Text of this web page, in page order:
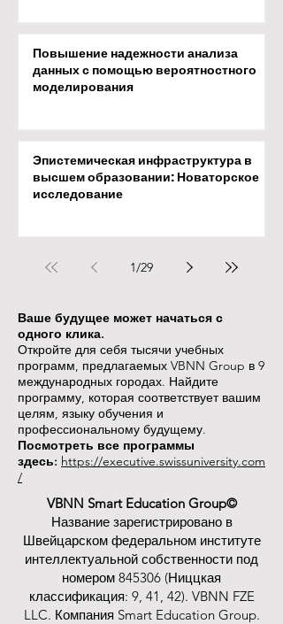
Повышение надежности анализа
данных с помощью вероятностного
моделирования
Эпистемическая инфраструктура в
высшем образовании: Новаторское
исследование
1/29
Ваше будущее может начаться с
одного клика.
Откройте для себя тысячи учебных
программ, предлагаемых VBNN Group в 9
международных городах. Найдите
программу, которая соответствует вашим
целям, языку обучения и
профессиональному будущему.
Посмотреть все программы
здесь: https://executive.swissuniversity.com
/
VBNN Smart Education Group©
Название зарегистрировано в
Швейцарском федеральном институте
интеллектуальной собственности под
номером 845306 (Ниццкая
классификация: 9, 41, 42). VBNN FZE
LLC. Компания Smart Education Group.